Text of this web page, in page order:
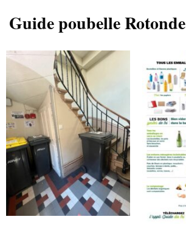
Guide poubelle Rotonde